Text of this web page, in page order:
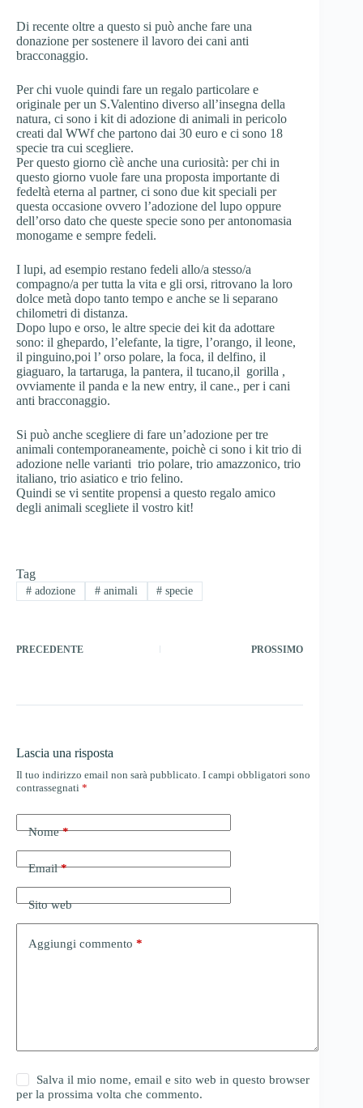
Di recente oltre a questo si può anche fare una
donazione per sostenere il lavoro dei cani anti
bracconaggio.
Per chi vuole quindi fare un regalo particolare e
originale per un S.Valentino diverso all’insegna della
natura, ci sono i kit di adozione di animali in pericolo
creati dal WWf che partono dai 30 euro e ci sono 18
specie tra cui scegliere.
Per questo giorno cìè anche una curiosità: per chi in
questo giorno vuole fare una proposta importante di
fedeltà eterna al partner, ci sono due kit speciali per
questa occasione ovvero l’adozione del lupo oppure
dell’orso dato che queste specie sono per antonomasia
monogame e sempre fedeli.
I lupi, ad esempio restano fedeli allo/a stesso/a
compagno/a per tutta la vita e gli orsi, ritrovano la loro
dolce metà dopo tanto tempo e anche se li separano
chilometri di distanza.
Dopo lupo e orso, le altre specie dei kit da adottare
sono: il ghepardo, l’elefante, la tigre, l’orango, il leone,
il pinguino,poi l’ orso polare, la foca, il delfino, il
giaguaro, la tartaruga, la pantera, il tucano,il gorilla ,
ovviamente il panda e la new entry, il cane., per i cani
anti bracconaggio.
Si può anche scegliere di fare un’adozione per tre
animali contemporaneamente, poichè ci sono i kit trio di
adozione nelle varianti trio polare, trio amazzonico, trio
italiano, trio asiatico e trio felino.
Quindi se vi sentite propensi a questo regalo amico
degli animali scegliete il vostro kit!
Tag
#adozione #animali # specie
PRECEDENTE PROSSIMO
Lascia una risposta
Il tuo indirizzo email non sarà pubblicato. I campi obbligatori sono
contrassegnati *
Nome*
Email*
Sito web
Aggiungi commento *
Salva il mio nome, email e sito web in questo browser
per la prossima volta che commento.